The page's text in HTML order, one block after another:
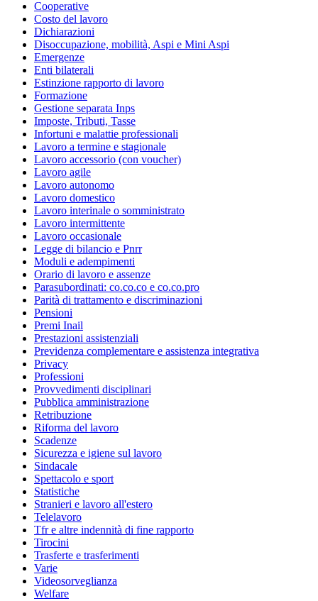
Cooperative
Costo del lavoro
Dichiarazioni
Disoccupazione, mobilità, Aspi e Mini Aspi
Emergenze
Enti bilaterali
Estinzione rapporto di lavoro
Formazione
Gestione separata Inps
Imposte, Tributi, Tasse
Infortuni e malattie professionali
Lavoro a termine e stagionale
Lavoro accessorio (con voucher)
Lavoro agile
Lavoro autonomo
Lavoro domestico
Lavoro interinale o somministrato
Lavoro intermittente
Lavoro occasionale
Legge di bilancio e Pnrr
Moduli e adempimenti
Orario di lavoro e assenze
Parasubordinati: co.co.co e co.co.pro
Parità di trattamento e discriminazioni
Pensioni
Premi Inail
Prestazioni assistenziali
Previdenza complementare e assistenza integrativa
Privacy
Professioni
Provvedimenti disciplinari
Pubblica amministrazione
Retribuzione
Riforma del lavoro
Scadenze
Sicurezza e igiene sul lavoro
Sindacale
Spettacolo e sport
Statistiche
Stranieri e lavoro all'estero
Telelavoro
Tfr e altre indennità di fine rapporto
Tirocini
Trasferte e trasferimenti
Varie
Videosorveglianza
Welfare